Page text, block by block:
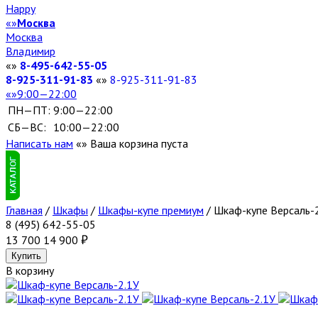
Happy
Москва
Москва
Владимир
8-495-642-55-05
8-925-311-91-83
8-925-311-91-83
9:00—22:00
ПН—ПТ: 9:00—22:00
СБ—ВС: 10:00—22:00
Написать нам
Ваша корзина пуста
Главная / Шкафы / Шкафы-купе премиум / Шкаф-купе Версаль-
8 (495) 642-55-05
13 700 14 900
В корзину